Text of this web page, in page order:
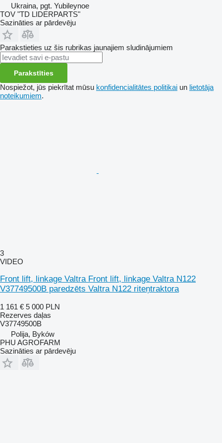
Ukraina, pgt. Yubileynoe
TOV "TD LIDERPARTS"
Sazināties ar pārdevēju
Parakstieties uz šis rubrikas jaunajiem sludinājumiem
Parakstīties
Nospiežot, jūs piekrītat mūsu konfidencialitātes politikai un lietotāja
noteikumiem.
3
VIDEO
Front lift, linkage Valtra Front lift, linkage Valtra N122
V37749500B paredzēts Valtra N122 riteņtraktora
1 161 € 5 000 PLN
Rezerves daļas
V37749500B
Polija, Byków
PHU AGROFARM
Sazināties ar pārdevēju